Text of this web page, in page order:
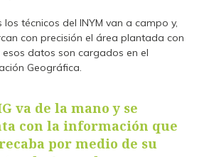
los técnicos del INYM van a campo y,
con precisión el área plantada con
datos son cargados en el
Geográfica.
va de la mano y se
con la información que
por medio de su